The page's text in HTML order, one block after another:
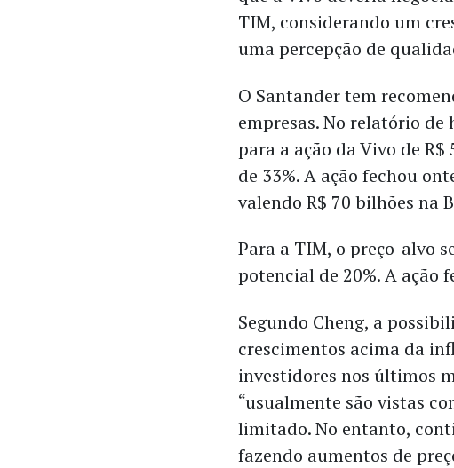
TIM, considerando um
uma percepção de
O Santander tem
empresas. No relatório de
para a ação da Vivo de R$
de 33%. A ação fechou
valendo R$ 70 bilhões na
Para a TIM, o preço-alvo
potencial de 20%. A ação
Segundo Cheng, a
crescimentos acima da
investidores nos últimos
“usualmente são vistas
limitado. No entanto,
fazendo aumentos de